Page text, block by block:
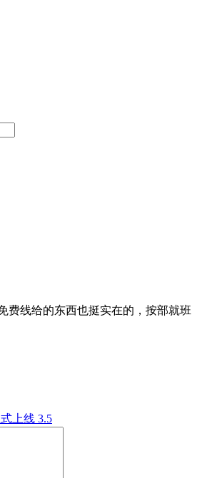
费线给的东西也挺实在的，按部就班
上线 3.5